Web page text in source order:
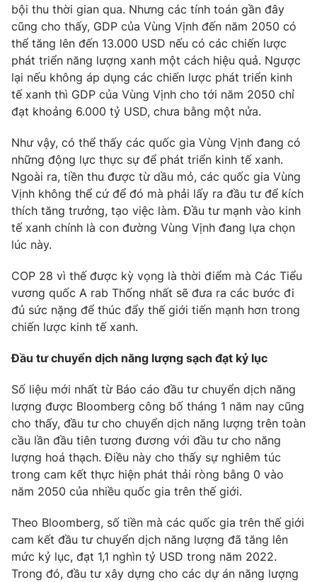
bội thu thời gian qua. Nhưng các tính toán gần đây
cũng cho thấy, GDP của Vùng Vịnh đến năm 2050 có
thể tăng lên đến 13.000 USD nếu có các chiến lược
phát triển năng lượng xanh một cách hiệu quả. Ngược
lại nếu không áp dụng các chiến lược phát triển kinh
tế xanh thì GDP của Vùng Vịnh cho tới năm 2050 chỉ
đạt khoảng 6.000 tỷ USD, chưa bằng một nửa.
Như vậy, có thể thấy các quốc gia Vùng Vịnh đang có
những động lực thực sự để phát triển kinh tế xanh.
Ngoài ra, tiền thu được từ dầu mỏ, các quốc gia Vùng
Vịnh không thể cứ để đó mà phải lấy ra đầu tư để kích
thích tăng trưởng, tạo việc làm. Đầu tư mạnh vào kinh
tế xanh chính là con đường Vùng Vịnh đang lựa chọn
lúc này.
COP 28 vì thế được kỳ vọng là thời điểm mà Các Tiểu
vương quốc A rab Thống nhất sẽ đưa ra các bước đi
đủ sức nặng để thúc đẩy thế giới tiến mạnh hơn trong
chiến lược kinh tế xanh.
Đầu tư chuyển dịch năng lượng sạch đạt kỷ lục
Số liệu mới nhất từ Báo cáo đầu tư chuyển dịch năng
lượng được Bloomberg công bố tháng 1 năm nay cũng
cho thấy, đầu tư cho chuyển dịch năng lượng trên toàn
cầu lần đầu tiên tương đương với đầu tư cho năng
lượng hoá thạch. Điều này cho thấy sự nghiêm túc
trong cam kết thực hiện phát thải ròng bằng 0 vào
năm 2050 của nhiều quốc gia trên thế giới.
Theo Bloomberg, số tiền mà các quốc gia trên thế giới
cam kết đầu tư chuyển dịch năng lượng đã tăng lên
mức kỷ lục, đạt 1,1 nghìn tỷ USD trong năm 2022.
Trong đó, đầu tư xây dựng cho các dự án năng lượng